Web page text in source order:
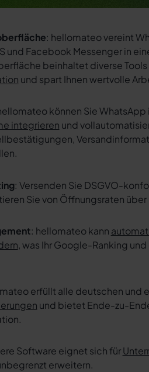
: hellomateo vereint
und Facebook Messenger in
beinhaltet diverse
und spart Ihnen wertvolle
können Sie WhatsApp
integrieren und
: Versenden Sie DSGVO-
Sie von Öffnungsraten über
: hellomateo kann
, was Ihr Google-Ranking
erfüllt alle deutschen und
und bietet Ende-zu-
Software eignet sich für
erweitern.